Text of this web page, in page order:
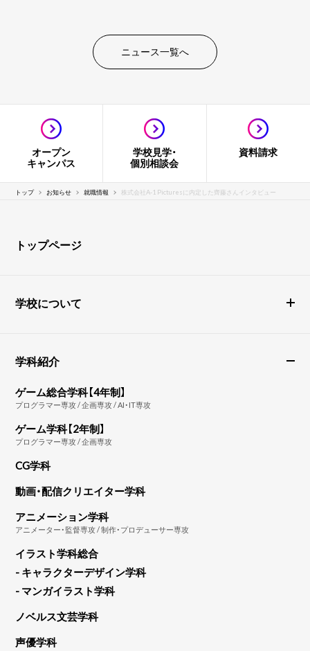
ニュース一覧へ
オープン
キャンパス
学校見学・
個別相談会
資料請求
トップ お知らせ 就職情報 株式会社A-1 Picturesに内定した齊藤さんインタビュー
トップページ
学校について
学科紹介
ゲーム総合学科【4年制】
プログラマー専攻 / 企画専攻 / AI・IT専攻
ゲーム学科【2年制】
プログラマー専攻 / 企画専攻
CG学科
動画・配信クリエイター学科
アニメーション学科
アニメーター・監督専攻 / 制作・プロデューサー専攻
イラスト学科総合
- キャラクターデザイン学科
- マンガイラスト学科
ノベルス文芸学科
声優学科